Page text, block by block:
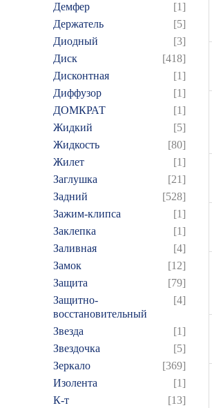
Демфер
[1]
Держатель
[5]
Диодный
[3]
Диск
[418]
Дисконтная
[1]
Диффузор
[1]
ДОМКРАТ
[1]
Жидкий
[5]
Жидкость
[80]
Жилет
[1]
Заглушка
[21]
Задний
[528]
Зажим-клипса
[1]
Заклепка
[1]
Заливная
[4]
Замок
[12]
Защита
[79]
Защитно-
восстановительный
[4]
Звезда
[1]
Звездочка
[5]
Зеркало
[369]
Изолента
[1]
К-т
[13]